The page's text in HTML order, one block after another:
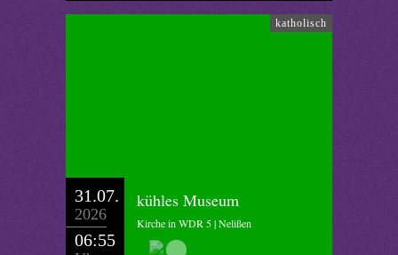
katholisch
31.07.
2026
06:55
kühles Museum
Kirche in WDR 5 | Nelißen